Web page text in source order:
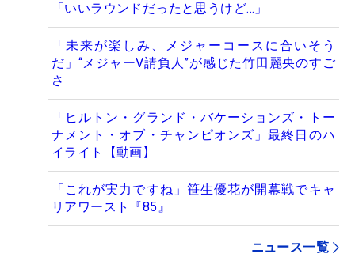
「いいラウンドだったと思うけど…」
「未来が楽しみ、メジャーコースに合いそう
だ」“メジャーV請負人”が感じた竹田麗央のすご
さ
「ヒルトン・グランド・バケーションズ・トー
ナメント・オブ・チャンピオンズ」最終日のハ
イライト【動画】
「これが実力ですね」笹生優花が開幕戦でキャ
リアワースト『85』
ニュース一覧